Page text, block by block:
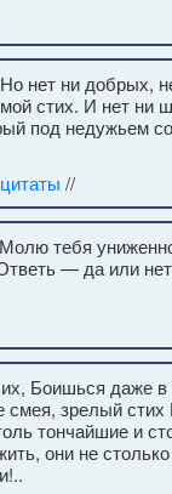
нет ни добрых,
стих. И нет ни
под недужьем
//
тебя
— да или
Боишься даже в
смея, зрелый
тончайшие и
они не